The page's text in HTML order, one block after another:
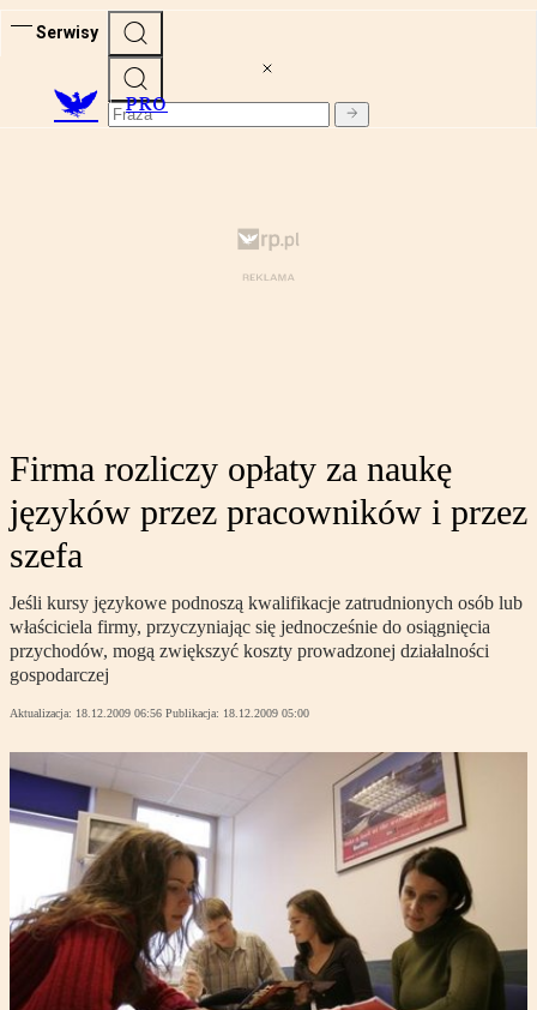
Serwisy
PRO
Firma rozliczy opłaty za naukę
języków przez pracowników i przez
szefa
Jeśli kursy językowe podnoszą kwalifikacje zatrudnionych osób lub
właściciela firmy, przyczyniając się jednocześnie do osiągnięcia
przychodów, mogą zwiększyć koszty prowadzonej działalności
gospodarczej
Aktualizacja: 18.12.2009 06:56 Publikacja: 18.12.2009 05:00